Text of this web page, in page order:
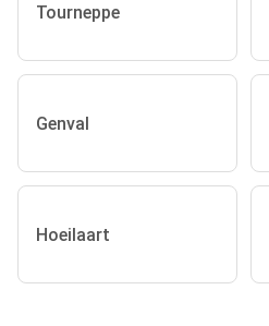
Tourneppe
Genval
Hoeilaart